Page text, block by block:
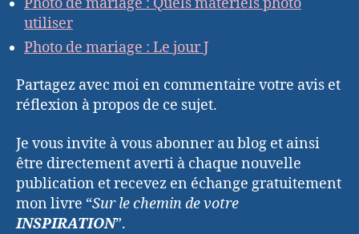
utiliser
Photo de mariage : Le jour J
Partagez avec moi en commentaire votre avis et
réflexion à propos de ce sujet.
Je vous invite à vous abonner au blog et ainsi
être directement averti à chaque nouvelle
publication et recevez en échange gratuitement
mon livre “Sur le chemin de votre
INSPIRATION”.